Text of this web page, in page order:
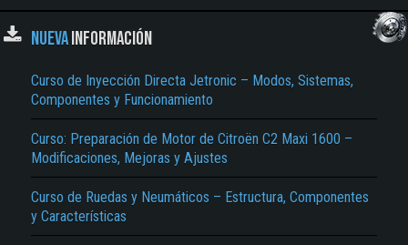
NUEVAINFORMACIÓN
Curso de Inyección Directa Jetronic – Modos, Sistemas,
Componentes y Funcionamiento
Curso: Preparación de Motor de Citroën C2 Maxi 1600 –
Modificaciones, Mejoras y Ajustes
Curso de Ruedas y Neumáticos – Estructura, Componentes
y Características